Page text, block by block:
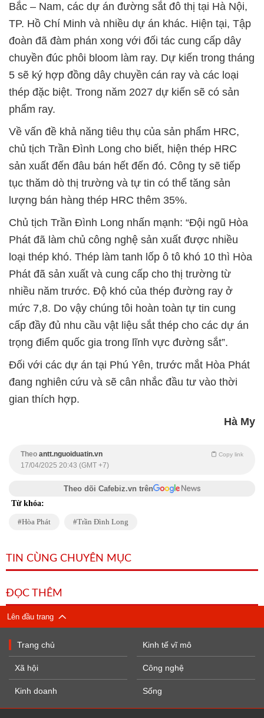
Bắc – Nam, các dự án đường sắt đô thị tại Hà Nội,
TP. Hồ Chí Minh và nhiều dự án khác. Hiện tại, Tập
đoàn đã đàm phán xong với đối tác cung cấp dây
chuyền đúc phôi bloom làm ray. Dự kiến trong tháng
5 sẽ ký hợp đồng dây chuyền cán ray và các loại
thép đặc biệt. Trong năm 2027 dự kiến sẽ có sản
phẩm ray.
Về vấn đề khả năng tiêu thụ của sản phẩm HRC,
chủ tịch Trần Đình Long cho biết, hiện thép HRC
sản xuất đến đâu bán hết đến đó. Công ty sẽ tiếp
tục thăm dò thị trường và tự tin có thể tăng sản
lượng bán hàng thép HRC thêm 35%.
Chủ tịch Trần Đình Long nhấn mạnh: “Đội ngũ Hòa
Phát đã làm chủ công nghệ sản xuất được nhiều
loại thép khó. Thép làm tanh lốp ô tô khó 10 thì Hòa
Phát đã sản xuất và cung cấp cho thị trường từ
nhiều năm trước. Độ khó của thép đường ray ở
mức 7,8. Do vậy chúng tôi hoàn toàn tự tin cung
cấp đầy đủ nhu cầu vật liệu sắt thép cho các dự án
trọng điểm quốc gia trong lĩnh vực đường sắt”.
Đối với các dự án tại Phú Yên, trước mắt Hòa Phát
đang nghiên cứu và sẽ cân nhắc đầu tư vào thời
gian thích hợp.
Hà My
Theo antt.nguoiduatin.vn Copy link
17/04/2025 20:43 (GMT +7)
Theo dõi Cafebiz.vn trên
Từ khóa:
Hòa Phát Trần Đình Long
TIN CÙNG CHUYÊN MỤC
ĐỌC THÊM
Lên đầu trang
Trang chủ
Xã hội
Kinh doanh
Kinh tế vĩ mô
Công nghệ
Sống